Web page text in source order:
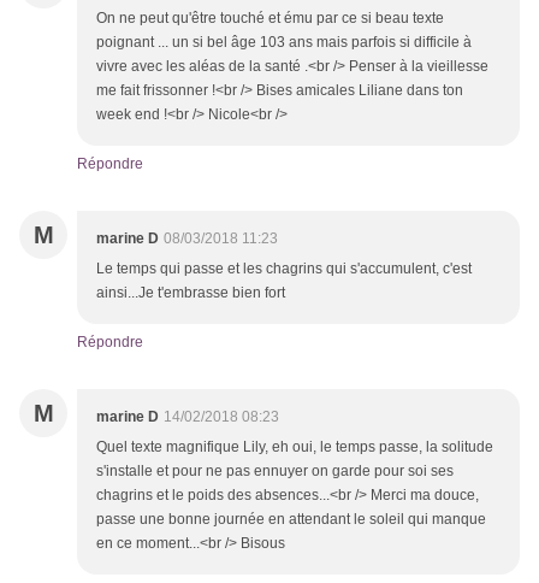
On ne peut qu'être touché et ému par ce si beau texte
poignant ... un si bel âge 103 ans mais parfois si difficile à
vivre avec les aléas de la santé .<br /> Penser à la vieillesse
me fait frissonner !<br /> Bises amicales Liliane dans ton
week end !<br /> Nicole<br />
Répondre
M marine D 08/03/2018 11:23
Le temps qui passe et les chagrins qui s'accumulent, c'est
ainsi...Je t'embrasse bien fort
Répondre
M marine D 14/02/2018 08:23
Quel texte magnifique Lily, eh oui, le temps passe, la solitude
s'installe et pour ne pas ennuyer on garde pour soi ses
chagrins et le poids des absences...<br /> Merci ma douce,
passe une bonne journée en attendant le soleil qui manque
en ce moment...<br /> Bisous